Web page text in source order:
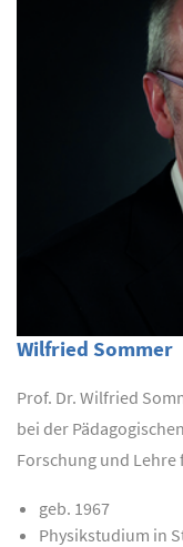
Wilfried Sommer
Prof. Dr. Wilfried
bei der
Forschung und
geb. 1967
Physikstudium in